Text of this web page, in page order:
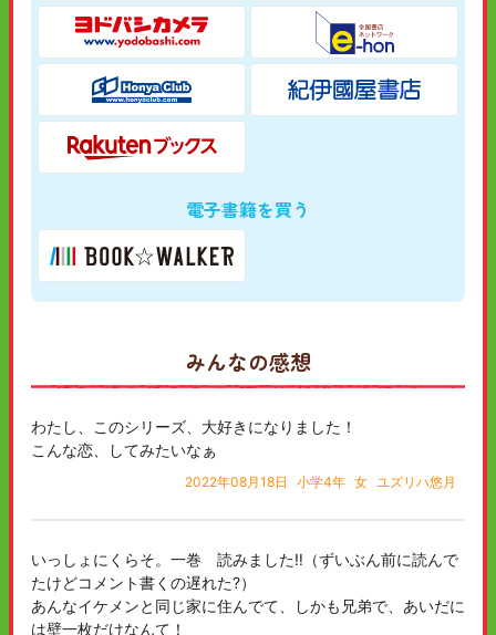
電子書籍を買う
みんなの感想
わたし、このシリーズ、大好きになりました！
こんな恋、してみたいなぁ
2022年08月18日 小学4年 女 ユズリハ悠月
いっしょにくらそ。一巻 読みました‼（ずいぶん前に読んで
たけどコメント書くの遅れた?）
あんなイケメンと同じ家に住んでて、しかも兄弟で、あいだに
は壁一枚だけなんて！